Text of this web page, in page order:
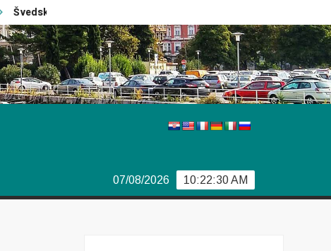
Švedski izbori
10:22:30 AM
07/08/2026